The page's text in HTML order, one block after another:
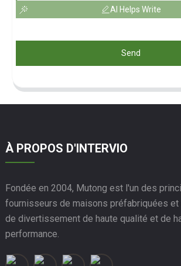
AI Helps Write
Send
À PROPOS D'INTERVIO
Fondée en 2004, Mutong est l'un des
fournisseurs de maisons préfabriquées
de divertissement de haute qualité et de
performance.